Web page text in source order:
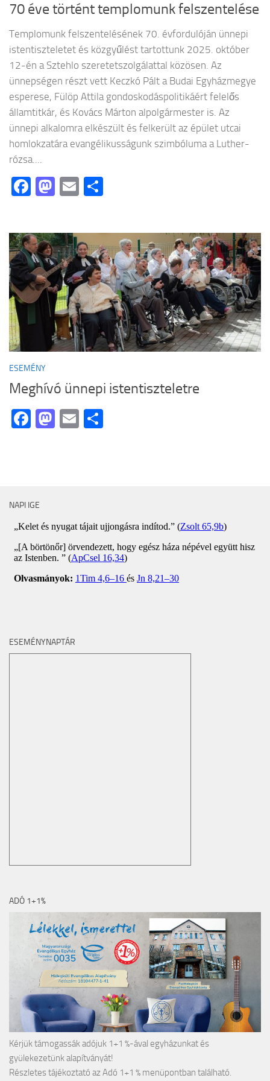
70 éve történt templomunk felszentelése
Templomunk felszentelésének 70. évfordulóján ünnepi
istentiszteletet és közgyűlést tartottunk 2025. október
12-én a Sztehlo szeretetszolgálattal közösen. Az
ünnepségen részt vett Keczkó Pált a Budai Egyházmegye
esperese, Fülöp Attila gondoskodáspolitikáért felelős
államtitkár, és Kovács Márton alpolgármester is. Az
ünnepi alkalomra elkészült és felkerült az épület utcai
homlokzatára evangélikusságunk szimbóluma a Luther-
rózsa....
Facebook
Mastodon
Email
ESEMÉNY
Meghívó ünnepi istentiszteletre
Facebook
Mastodon
Email
NAPI IGE
ESEMÉNYNAPTÁR
ADÓ 1+1%
Kérjük támogassák adójuk 1+1 %-ával egyházunkat és
gyülekezetünk alapítványát!
Részletes tájékoztató az Adó 1+1 % menüpontban található.